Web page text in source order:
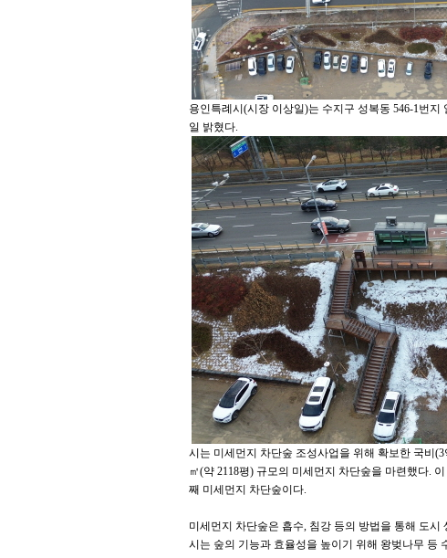
용인특례시(시장 이상일)는 수지구 성복동 546-1번
일 밝혔다.
시는 미세먼지 차단숲 조성사업을 위해 확보한 국비
㎡(약 2118평) 규모의 미세먼지 차단숲을 마련했다.
째 미세먼지 차단숲이다.
미세먼지 차단숲은 흡수, 침강 등의 방법을 통해 도
시는 숲의 기능과 효율성을 높이기 위해 왕벚나무 등